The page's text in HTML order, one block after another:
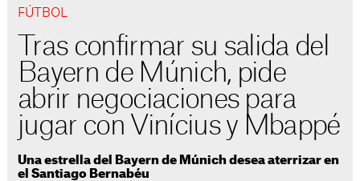
FÚTBOL
Tras confirmar su salida del
Bayern de Múnich, pide
abrir negociaciones para
jugar con Vinícius y Mbappé
Una estrella del Bayern de Múnich desea aterrizar en
el Santiago Bernabéu